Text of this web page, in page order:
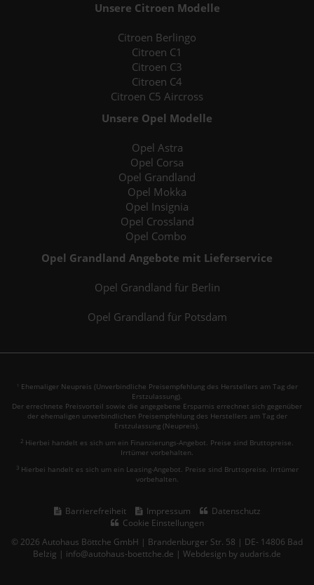
Unsere Citroen Modelle
Citroen Berlingo
Citroen C1
Citroen C3
Citroen C4
Citroen C5 Aircross
Unsere Opel Modelle
Opel Astra
Opel Corsa
Opel Grandland
Opel Mokka
Opel Insignia
Opel Crossland
Opel Combo
Opel Grandland Angebote mit Lieferservice
Opel Grandland für Berlin
Opel Grandland für Potsdam
1 Ehemaliger Neupreis (Unverbindliche Preisempfehlung des Herstellers am Tag der
Erstzulassung).
Der errechnete Preisvorteil sowie die angegebene Ersparnis errechnet sich gegenüber
der ehemaligen unverbindlichen Preisempfehlung des Herstellers am Tag der
Erstzulassung (Neupreis).
2 Hierbei handelt es sich um ein Finanzierungs-Angebot. Preise sind Bruttopreise.
Irrtümer vorbehalten.
3 Hierbei handelt es sich um ein Leasing-Angebot. Preise sind Bruttopreise. Irrtümer
vorbehalten.
Barrierefreiheit Impressum
Datenschutz
Cookie Einstellungen
© 2026 Autohaus Böttche GmbH | Brandenburger Str. 58 | DE- 14806 Bad
Belzig | info@autohaus-boettche.de | Webdesign by audaris.de